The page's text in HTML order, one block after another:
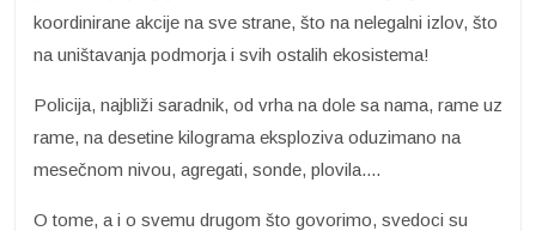
koordinirane akcije na sve strane, što na nelegalni izlov, što
na uništavanja podmorja i svih ostalih ekosistema!
Policija, najbliži saradnik, od vrha na dole sa nama, rame uz
rame, na desetine kilograma eksploziva oduzimano na
mesečnom nivou, agregati, sonde, plovila....
O tome, a i o svemu drugom što govorimo, svedoci su